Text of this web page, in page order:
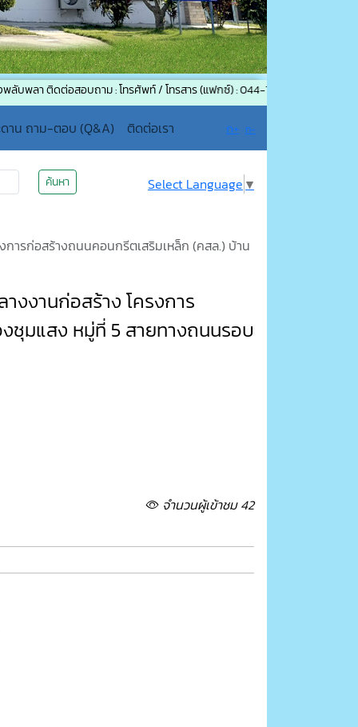
อบถาม : โทรศัพท์ / โทรสาร (แฟกซ์) : 044-756191 อีเมล :
ดาน ถาม-ตอบ (Q&A) ติดต่อเรา ก+ ก-
ค้นหา Select Language ▼
การก่อสร้างถนนคอนกรีตเสริมเหล็ก (คสล.) บ้าน
งงานก่อสร้าง โครงการ
ชุมแสง หมู่ที่ 5 สายทางถนนรอบ
จำนวนผู้เข้าชม 42